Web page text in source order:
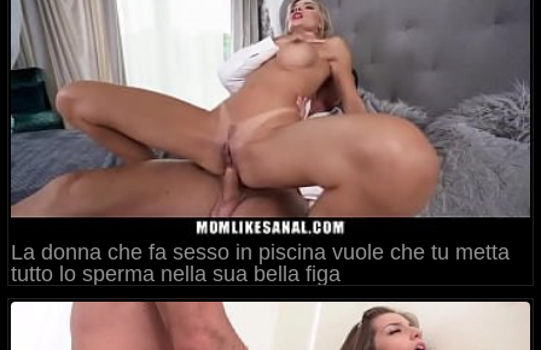
La donna che fa sesso in piscina vuole che tu metta
tutto lo sperma nella sua bella figa